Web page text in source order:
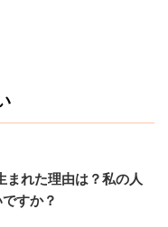
まれた理由は？私の人
すか？